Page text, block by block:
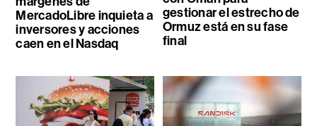
MercadoLibre inquieta a
inversores y acciones
caen en el Nasdaq
gestionar el estrecho de
Ormuz está en su fase
final